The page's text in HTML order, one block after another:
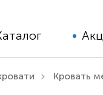
Кровать